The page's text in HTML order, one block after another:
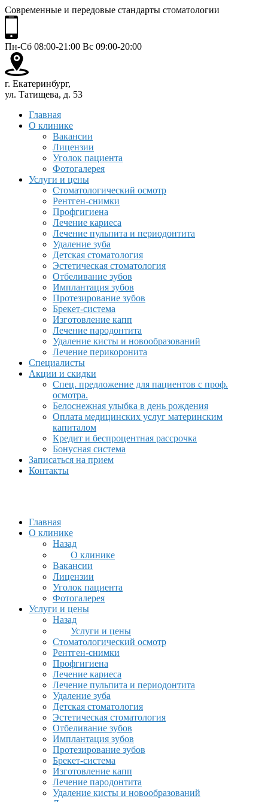
Современные и передовые стандарты стоматологии
Пн-Сб 08:00-21:00 Вс 09:00-20:00
г. Екатеринбург,
ул. Татищева, д. 53
Главная
О клинике
Вакансии
Лицензии
Уголок пациента
Фотогалерея
Услуги и цены
Стоматологический осмотр
Рентген-снимки
Профгигиена
Лечение кариеса
Лечение пульпита и периодонтита
Удаление зуба
Детская стоматология
Эстетическая стоматология
Отбеливание зубов
Имплантация зубов
Протезирование зубов
Брекет-система
Изготовление капп
Лечение пародонтита
Удаление кисты и новообразований
Лечение перикоронита
Специалисты
Акции и скидки
Спец. предложение для пациентов с проф.
осмотра.
Белоснежная улыбка в день рождения
Оплата медицинских услуг материнским
капиталом
Кредит и беспроцентная рассрочка
Бонусная система
Записаться на прием
Контакты
Главная
О клинике
Назад
О клинике
Вакансии
Лицензии
Уголок пациента
Фотогалерея
Услуги и цены
Назад
Услуги и цены
Стоматологический осмотр
Рентген-снимки
Профгигиена
Лечение кариеса
Лечение пульпита и периодонтита
Удаление зуба
Детская стоматология
Эстетическая стоматология
Отбеливание зубов
Имплантация зубов
Протезирование зубов
Брекет-система
Изготовление капп
Лечение пародонтита
Удаление кисты и новообразований